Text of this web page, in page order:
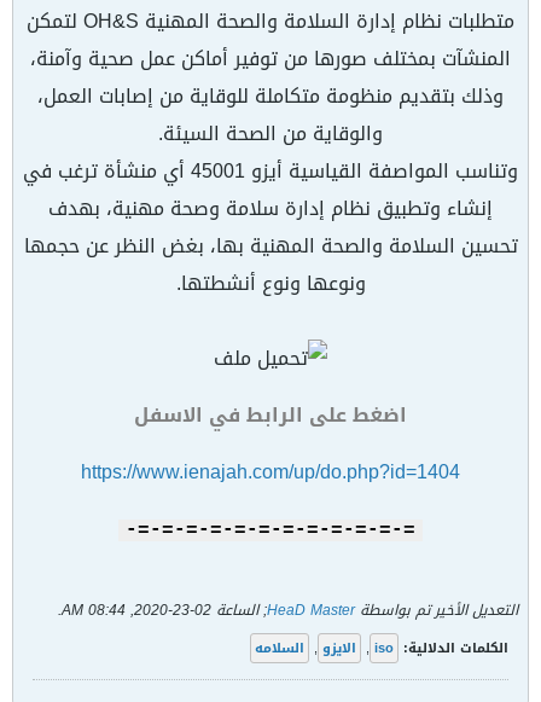
متطلبات نظام إدارة السلامة والصحة المهنية OH&S لتمكن
المنشآت بمختلف صورها من توفير أماكن عمل صحية وآمنة،
وذلك بتقديم منظومة متكاملة للوقاية من إصابات العمل،
والوقاية من الصحة السيئة.
وتناسب المواصفة القياسية أيزو 45001 أي منشأة ترغب في
إنشاء وتطبيق نظام إدارة سلامة وصحة مهنية، بهدف
تحسين السلامة والصحة المهنية بها، بغض النظر عن حجمها
ونوعها ونوع أنشطتها.
اضغط على الرابط في الاسفل
https://www.ienajah.com/up/do.php?id=1404
=-=-=-=-=-=-=-=-=-=-=-=-
التعديل الأخير تم بواسطةHeaD Master; الساعة 02-23-2020, 08:44 AM
.
الكلمات الدلالية: iso
, الايزو , السلامه